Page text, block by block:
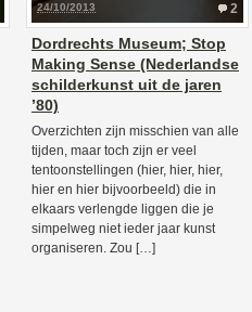
2
24/10/2013
Dordrechts Museum; Stop
Making Sense (Nederlandse
schilderkunst uit de jaren
’80)
Overzichten zijn misschien van alle
tijden, maar toch zijn er veel
tentoonstellingen (hier, hier, hier,
hier en hier bijvoorbeeld) die in
elkaars verlengde liggen die je
simpelweg niet ieder jaar kunst
organiseren. Zou […]